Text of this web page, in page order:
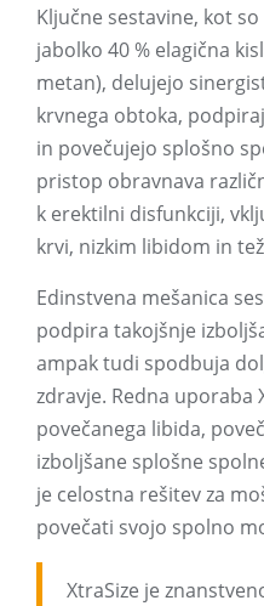
Ključne sestavine, kot
jabolko 40 % elagična
metan), delujejo
krvnega obtoka,
in povečujejo splošno
pristop obravnava
k erektilni disfunkciji,
krvi, nizkim libidom in
Edinstvena mešanica
podpira takojšnje
ampak tudi spodbuja
zdravje. Redna uporaba
povečanega libida,
izboljšane splošne
je celostna rešitev za
povečati svojo spolno
XtraSize je